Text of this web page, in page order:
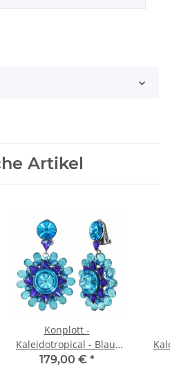
Artikel
Konplott -
Kaleidotropical - Blau,
helles Antiksilber,
179,00 € *